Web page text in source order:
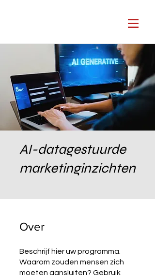
AI-datagestuurde
marketinginzichten
Over
Beschrijf hier uw programma.
Waarom zouden mensen zich
moeten aansluiten? Gebruik